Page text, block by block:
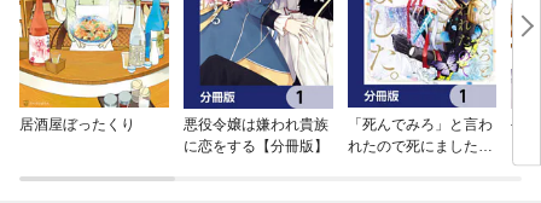
居酒屋ぼったくり
悪役令嬢は嫌われ貴族
に恋をする【分冊版】
「死んでみろ」と言わ
れたので死にました。
手